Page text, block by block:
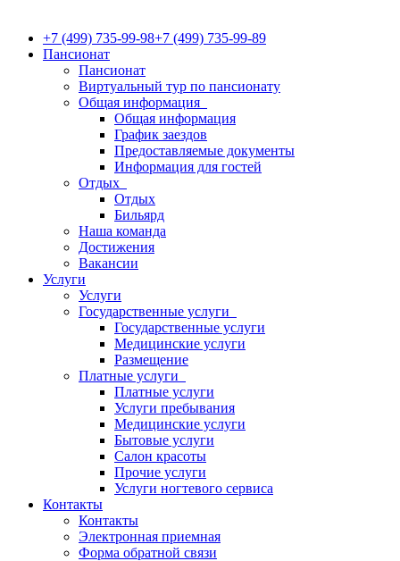
+7 (499) 735-99-98+7 (499) 735-99-89
Пансионат
Пансионат
Виртуальный тур по пансионату
Общая информация
Общая информация
График заездов
Предоставляемые документы
Информация для гостей
Отдых
Отдых
Бильярд
Наша команда
Достижения
Вакансии
Услуги
Услуги
Государственные услуги
Государственные услуги
Медицинские услуги
Размещение
Платные услуги
Платные услуги
Услуги пребывания
Медицинские услуги
Бытовые услуги
Салон красоты
Прочие услуги
Услуги ногтевого сервиса
Контакты
Контакты
Электронная приемная
Форма обратной связи